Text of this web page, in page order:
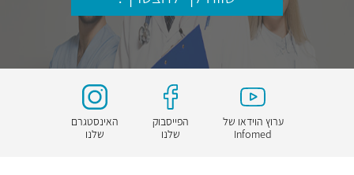
ערוץ הוידאו של
Infomed
הפייסבוק
שלנו
האינסטגרם
שלנו